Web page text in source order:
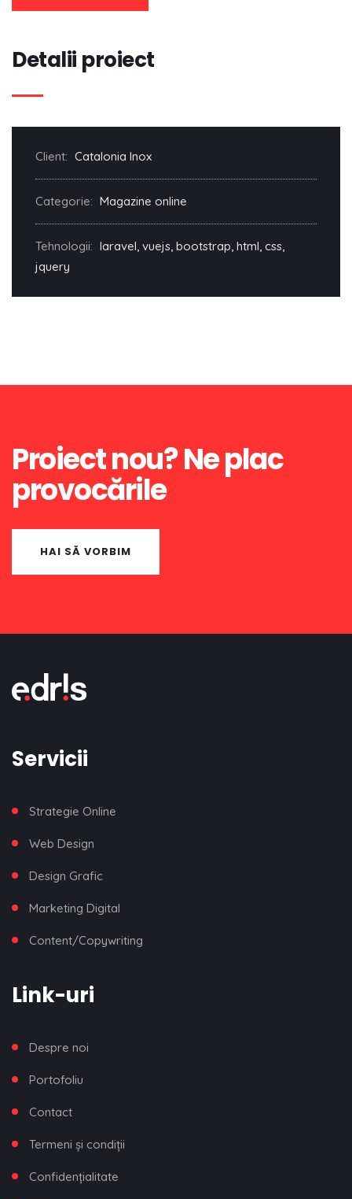
Detalii proiect
Client: Catalonia Inox
Categorie: Magazine online
Tehnologii: laravel, vuejs, bootstrap, html, css,
jquery
Proiect nou? Ne plac
provocările
HAI SĂ VORBIM
Servicii
Strategie Online
Web Design
Design Grafic
Marketing Digital
Content/Copywriting
Link-uri
Despre noi
Portofoliu
Contact
Termeni și condiții
Confidențialitate